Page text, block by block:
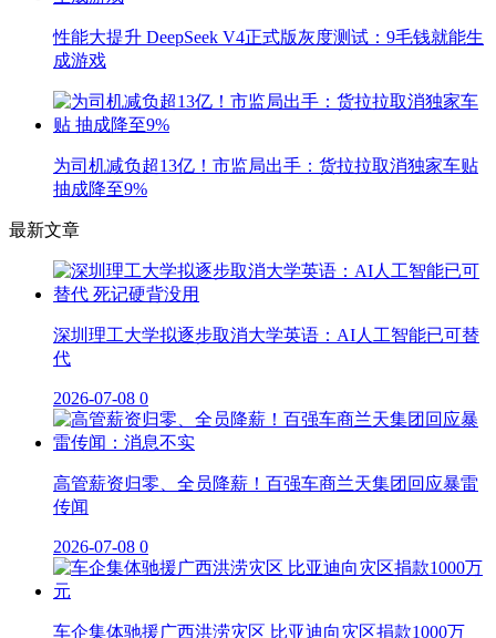
性能大提升 DeepSeek V4正式版灰度测试：9毛钱就能生
成游戏
为司机减负超13亿！市监局出手：货拉拉取消独家车贴
抽成降至9%
最新文章
深圳理工大学拟逐步取消大学英语：AI人工智能已可替
代
2026-07-08 0
高管薪资归零、全员降薪！百强车商兰天集团回应暴雷
传闻
2026-07-08 0
车企集体驰援广西洪涝灾区 比亚迪向灾区捐款1000万